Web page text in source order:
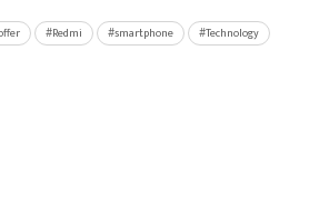
#Redmi #smartphone
#Technology